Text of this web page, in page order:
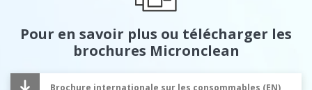
Pour en savoir plus ou télécharger les
brochures Micronclean